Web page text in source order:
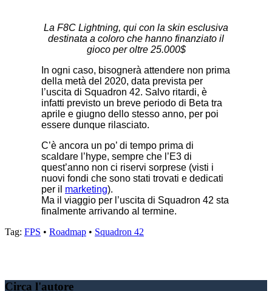
La F8C Lightning, qui con la skin esclusiva
destinata a coloro che hanno finanziato il
gioco per oltre 25.000$
In ogni caso, bisognerà attendere non prima
della metà del 2020, data prevista per
l’uscita di Squadron 42. Salvo ritardi, è
infatti previsto un breve periodo di Beta tra
aprile e giugno dello stesso anno, per poi
essere dunque rilasciato.
C’è ancora un po’ di tempo prima di
scaldare l’hype, sempre che l’E3 di
quest’anno non ci riservi sorprese (visti i
nuovi fondi che sono stati trovati e dedicati
per il marketing).
Ma il viaggio per l’uscita di Squadron 42 sta
finalmente arrivando al termine.
Tag: FPS • Roadmap • Squadron 42
Circa l'autore